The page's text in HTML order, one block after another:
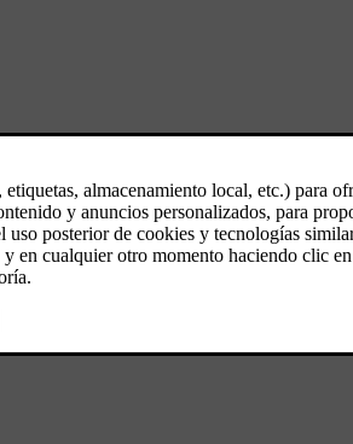
necesitas en un diseño